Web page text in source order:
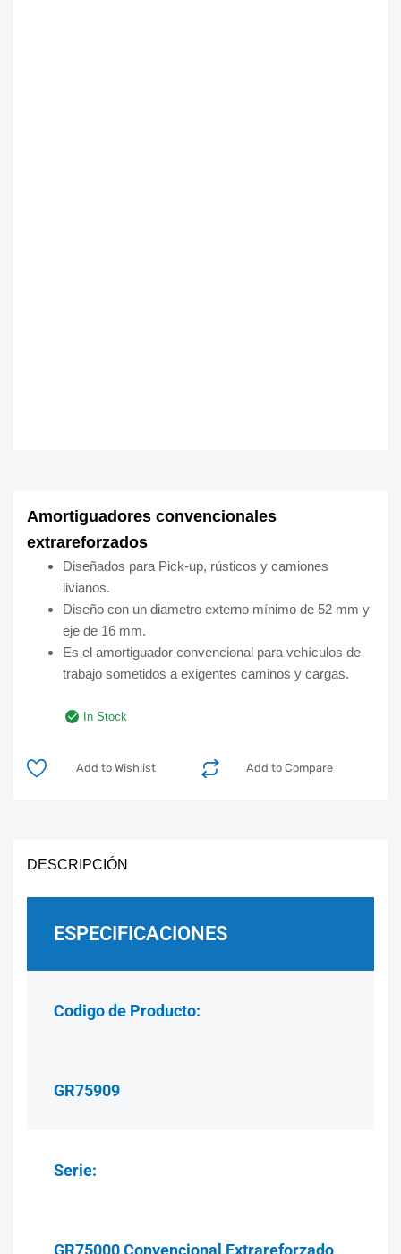
Amortiguadores convencionales
extrareforzados
Diseñados para Pick-up, rústicos y camiones
livianos.
Diseño con un diametro externo mínimo de 52 mm y
eje de 16 mm.
Es el amortiguador convencional para vehículos de
trabajo sometidos a exigentes caminos y cargas.
In Stock
Add to Compare
Add to Wishlist
DESCRIPCIÓN
ESPECIFICACIONES
Codigo de Producto:
GR75909
Serie:
GR75000 Convencional Extrareforzado